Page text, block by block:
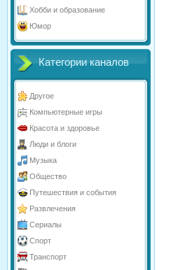
Хобби и образование
Юмор
Категории каналов
Другое
Компьютерные игры
Красота и здоровье
Люди и блоги
Музыка
Общество
Путешествия и события
Развлечения
Сериалы
Спорт
Транспорт